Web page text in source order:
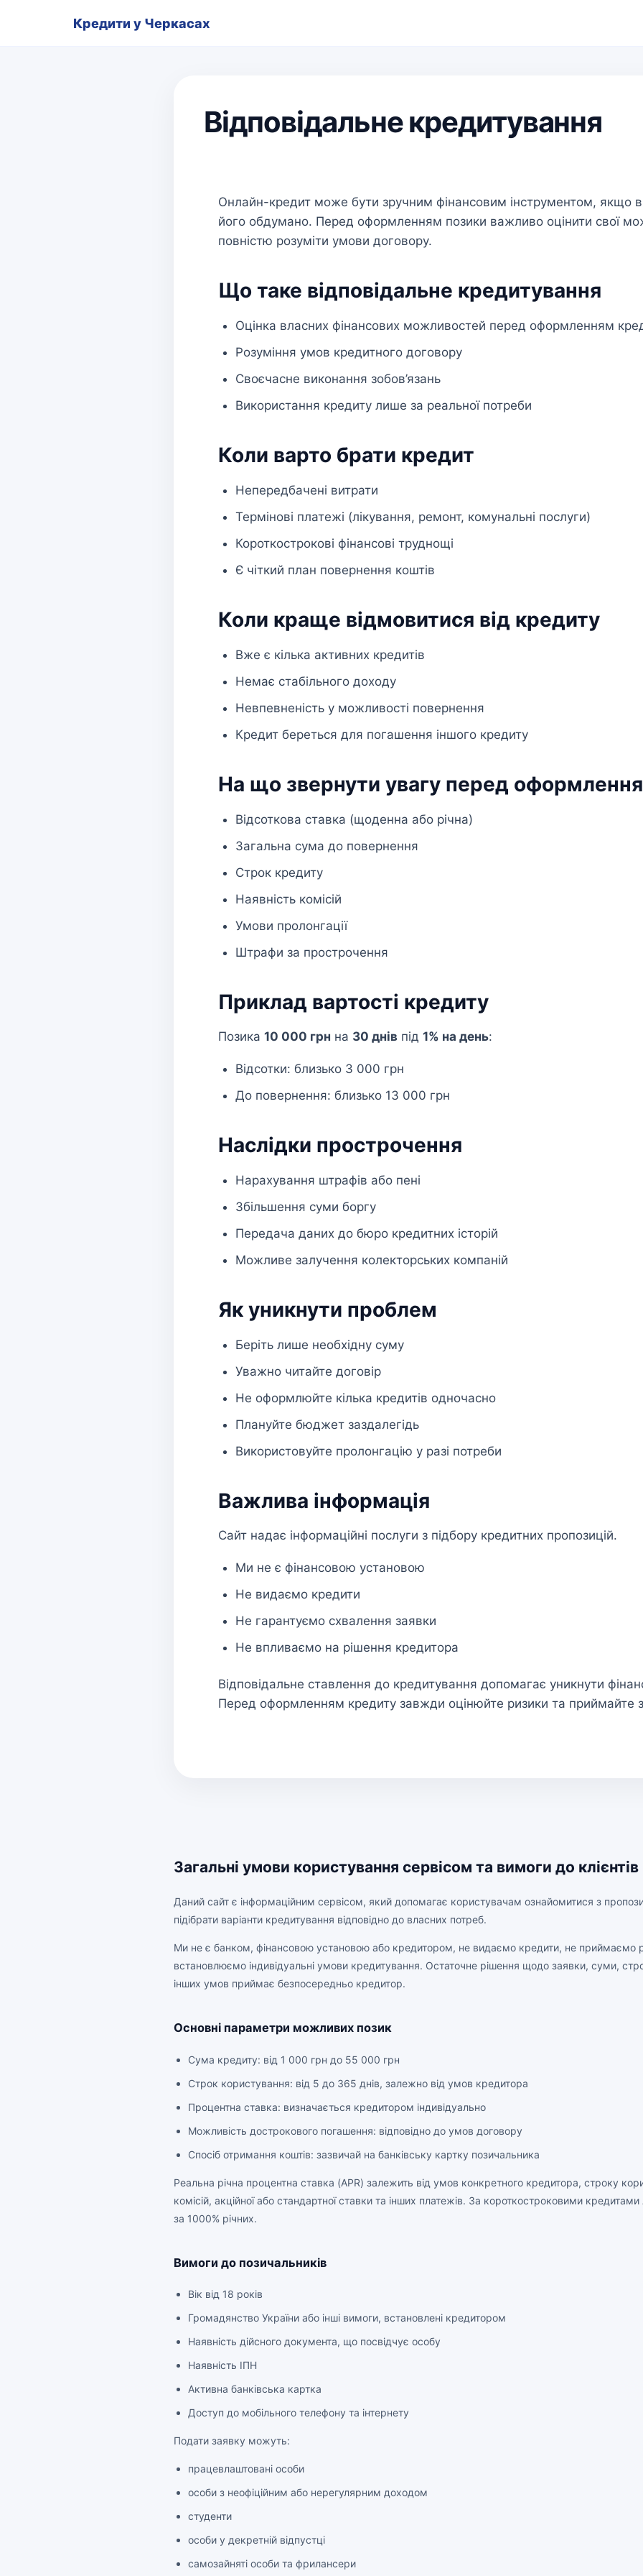
Кредити у Черкасах
Відповідальне кредитування
Онлайн-кредит може бути зручним фінансовим інструментом, якщо
його обдумано. Перед оформленням позики важливо оцінити свої
повністю розуміти умови договору.
Що таке відповідальне кредитування
Оцінка власних фінансових можливостей перед оформленням
Розуміння умов кредитного договору
Своєчасне виконання зобов’язань
Використання кредиту лише за реальної потреби
Коли варто брати кредит
Непередбачені витрати
Термінові платежі (лікування, ремонт, комунальні послуги)
Короткострокові фінансові труднощі
Є чіткий план повернення коштів
Коли краще відмовитися від кредиту
Вже є кілька активних кредитів
Немає стабільного доходу
Невпевненість у можливості повернення
Кредит береться для погашення іншого кредиту
На що звернути увагу перед
Відсоткова ставка (щоденна або річна)
Загальна сума до повернення
Строк кредиту
Наявність комісій
Умови пролонгації
Штрафи за прострочення
Приклад вартості кредиту
Позика 10 000 грн на 30 днів під 1% на день:
Відсотки: близько 3 000 грн
До повернення: близько 13 000 грн
Наслідки прострочення
Нарахування штрафів або пені
Збільшення суми боргу
Передача даних до бюро кредитних історій
Можливе залучення колекторських компаній
Як уникнути проблем
Беріть лише необхідну суму
Уважно читайте договір
Не оформлюйте кілька кредитів одночасно
Плануйте бюджет заздалегідь
Використовуйте пролонгацію у разі потреби
Важлива інформація
Сайт надає інформаційні послуги з підбору кредитних пропозицій.
Ми не є фінансовою установою
Не видаємо кредити
Не гарантуємо схвалення заявки
Не впливаємо на рішення кредитора
Відповідальне ставлення до кредитування допомагає уникнути
Перед оформленням кредиту завжди оцінюйте ризики та приймайте
Загальні умови користування сервісом та вимоги до клієнтів
Даний сайт є інформаційним сервісом, який допомагає користувачам ознайомитися з
підібрати варіанти кредитування відповідно до власних потреб.
Ми не є банком, фінансовою установою або кредитором, не видаємо кредити, не приймаємо
встановлюємо індивідуальні умови кредитування. Остаточне рішення щодо заявки, суми,
інших умов приймає безпосередньо кредитор.
Основні параметри можливих позик
Сума кредиту: від 1 000 грн до 55 000 грн
Строк користування: від 5 до 365 днів, залежно від умов кредитора
Процентна ставка: визначається кредитором індивідуально
Можливість дострокового погашення: відповідно до умов договору
Спосіб отримання коштів: зазвичай на банківську картку позичальника
Реальна річна процентна ставка (APR) залежить від умов конкретного кредитора, строку
комісій, акційної або стандартної ставки та інших платежів. За короткостроковими
за 1000% річних.
Вимоги до позичальників
Вік від 18 років
Громадянство України або інші вимоги, встановлені кредитором
Наявність дійсного документа, що посвідчує особу
Наявність ІПН
Активна банківська картка
Доступ до мобільного телефону та інтернету
Подати заявку можуть:
працевлаштовані особи
особи з неофіційним або нерегулярним доходом
студенти
особи у декретній відпустці
самозайняті особи та фрилансери